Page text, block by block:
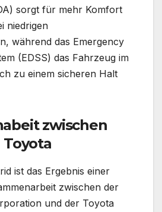
sorgt für mehr Komfort
niedrigen
während das Emergency
(EDSS) das Fahrzeug im
zu einem sicheren Halt
zwischen
Toyota
ist das Ergebnis einer
zwischen der
und der Toyota